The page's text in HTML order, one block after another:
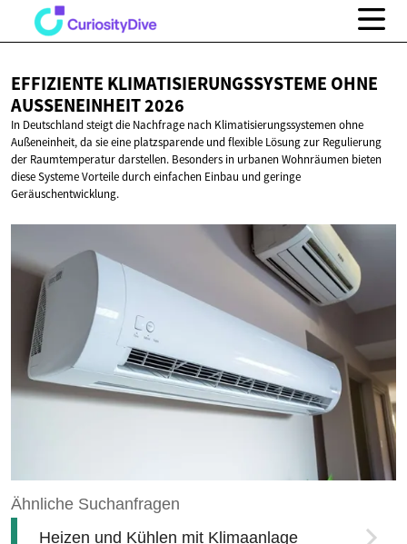
EFFIZIENTE KLIMATISIERUNGSSYSTEME OHNE
AUSSENEINHEIT 2026
In Deutschland steigt die Nachfrage nach Klimatisierungssystemen ohne
Außeneinheit, da sie eine platzsparende und flexible Lösung zur Regulierung
der Raumtemperatur darstellen. Besonders in urbanen Wohnräumen bieten
diese Systeme Vorteile durch einfachen Einbau und geringe
Geräuschentwicklung.